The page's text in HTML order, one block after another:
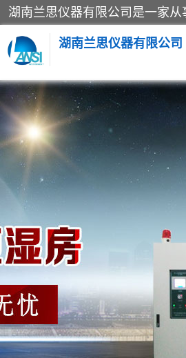
湖南兰思仪器有限公司
老化房
工业烘箱